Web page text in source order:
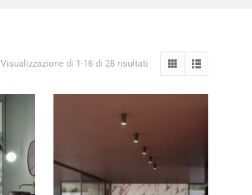
Visualizzazione di 1-16 di 28 risultati